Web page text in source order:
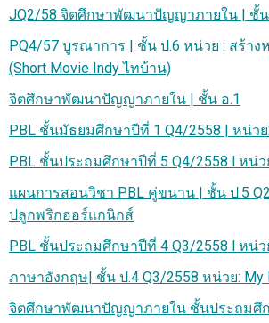
JQ2/58 จิตศึกษาพัฒนาปัญญาภายใน | ชั้น
PQ4/57 บูรณาการ | ชั้น ป.6 หน่วย : สร้า
(Short Movie Indy ไทบ้าน)
จิตศึกษาพัฒนาปัญญาภายใน | ชั้น อ.1
PBL ชั้นมัธยมศึกษาปีที่ 1 Q4/2558 | หน่วย
PBL ชั้นประถมศึกษาปีที่ 5 Q4/2558 l หน่ว
แผนการสอนวิชา PBL คู่ขนาน | ชั้น ป.5
ปลูกพริกออร์แกนิกส์
PBL ชั้นประถมศึกษาปีที่ 4 Q3/2558 l หน่
ภาษาอังกฤษ| ชั้น ป.4 Q3/2558 หน่วย: My
จิตศึกษาพัฒนาปัญญาภายใน ชั้นประถมศึก